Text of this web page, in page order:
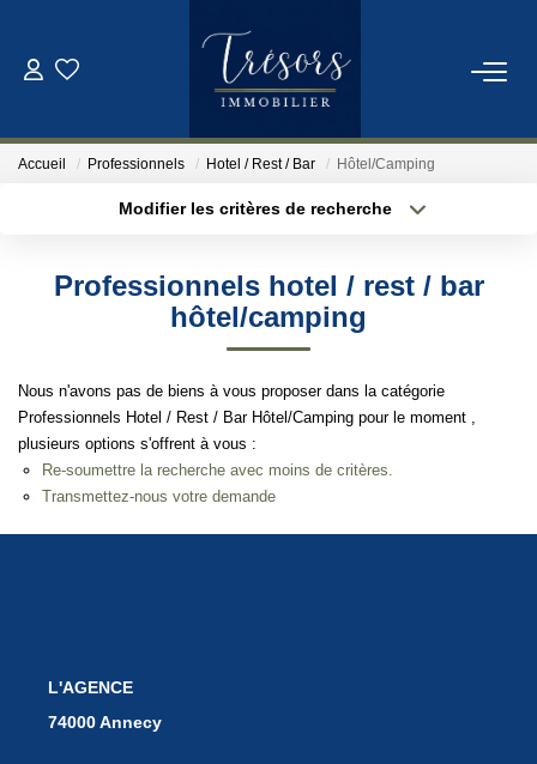
Qui Sommes-Nous
ESTIMATION
Accueil Professionnels Hotel / Rest / Bar Hôtel/Camping
Modifier les critères de recherche
Budget max
Professionnels hotel / rest / bar
hôtel/camping
Nous n'avons pas de biens à vous proposer dans la catégorie
Professionnels Hotel / Rest / Bar Hôtel/Camping pour le moment ,
plusieurs options s'offrent à vous :
Re-soumettre la recherche avec moins de critères.
Transmettez-nous votre demande
L'AGENCE